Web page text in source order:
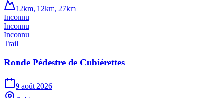
12km, 12km, 27km
Inconnu
Inconnu
Inconnu
Trail
Ronde Pédestre de Cubiérettes
9 août 2026